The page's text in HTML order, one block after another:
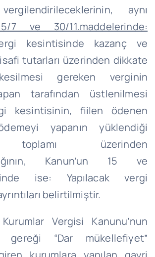
aynı
7 ve 30/11.maddelerinde:
kesintisinde kazanç ve
tutarları üzerinden dikkate
gereken verginin
tarafından üstlenilmesi
kesintisinin, fiilen ödenen
yapanın yüklendiği
toplamı üzerinden
Kanun’un 15 ve
ise: Yapılacak vergi
belirtilmiştir.
Vergisi Kanunu’nun
gereği “Dar mükellefiyet”